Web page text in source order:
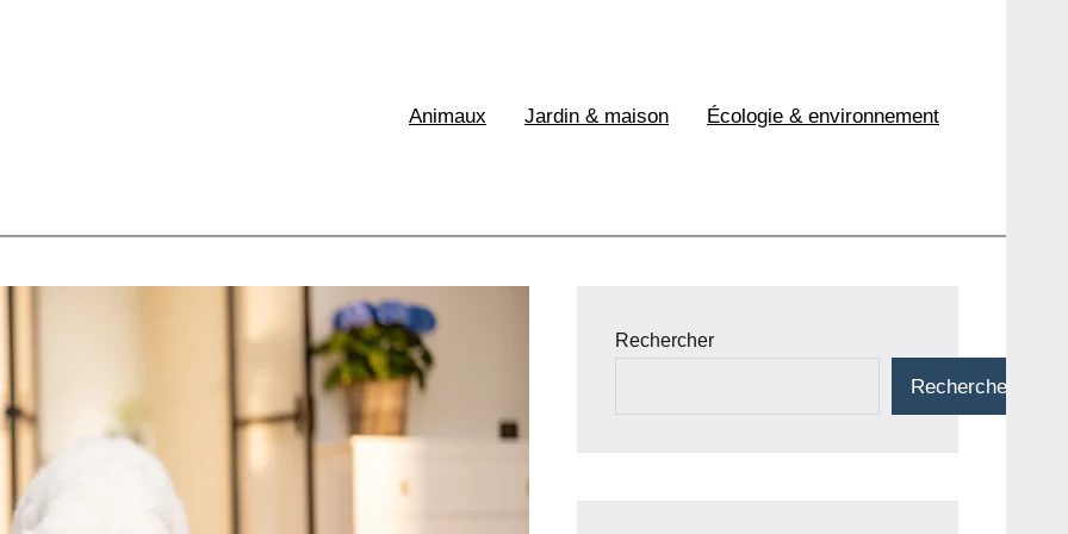
Animaux Jardin & maison Écologie & environnement
Rechercher
Rechercher